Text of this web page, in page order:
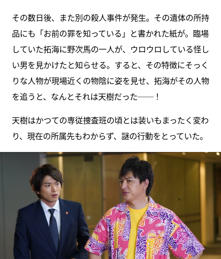
その数日後、また別の殺人事件が発生。その遺体の所持
品にも「お前の罪を知っている」と書かれた紙が。臨場
していた拓海に野次馬の一人が、ウロウロしている怪し
い男を見かけたと知らせる。すると、その特徴にそっく
りな人物が現場近くの物陰に姿を見せ、拓海がその人物
を追うと、なんとそれは天樹だった──！
天樹はかつての専従捜査班の頃とは装いもまったく変わ
り、現在の所属先もわからず、謎の行動をとっていた。